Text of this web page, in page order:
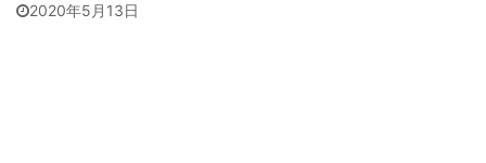
2020年5月13日